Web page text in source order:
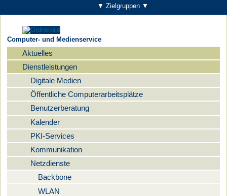
▼ Zielgruppen ▼
Computer- und Medienservice
Navigation
Aktuelles
Dienstleistungen
Digitale Medien
Öffentliche Computerarbeitsplätze
Benutzerberatung
Kalender
PKI-Services
Kommunikation
Netzdienste
Backbone
WLAN